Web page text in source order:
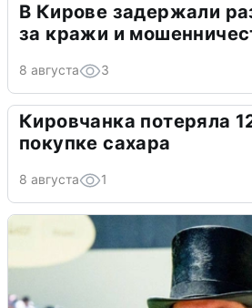
В Кирове задержали
за кражи и
8 августа 3
Кировчанка потеряла
покупке сахара
8 августа 1